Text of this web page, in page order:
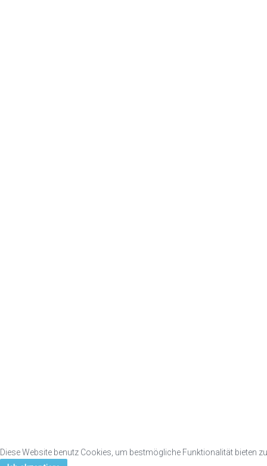
Diese Website benutz Cookies, um bestmögliche Funktionalität bieten